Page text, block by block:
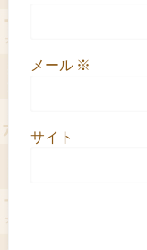
メール ※
サイト